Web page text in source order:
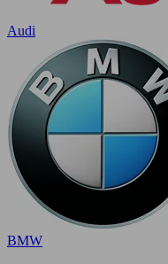
Audi
BMW